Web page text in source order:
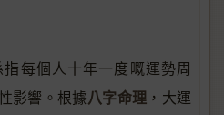
指每個人十年一度嘅運勢周
影響。根據八字命理 ，大運